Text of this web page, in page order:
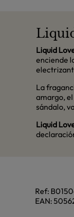
Liquid
enciende
La
amargo,
sándalo,
Liquid
Ref:
EAN: